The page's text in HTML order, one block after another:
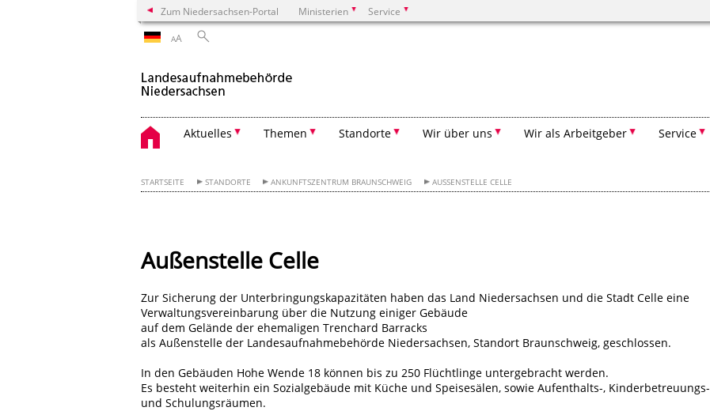
Zum Niedersachsen-Portal Ministerien Service
AA
Aktuelles Themen Standorte Wir über uns Wir als Arbeitgeber Service
STARTSEITE STANDORTE ANKUNFTSZENTRUM BRAUNSCHWEIG AUSSENSTELLE CELLE
Außenstelle Celle
Zur Sicherung der Unterbringungskapazitäten haben das Land Niedersachsen und die Stadt Celle eine
Verwaltungsvereinbarung über die Nutzung einiger Gebäude
auf dem Gelände der ehemaligen Trenchard Barracks
als Außenstelle der Landesaufnahmebehörde Niedersachsen, Standort Braunschweig, geschlossen.
In den Gebäuden Hohe Wende 18 können bis zu 250 Flüchtlinge untergebracht werden.
Es besteht weiterhin ein Sozialgebäude mit Küche und Speisesälen, sowie Aufenthalts-, Kinderbetreuungs-
und Schulungsräumen.